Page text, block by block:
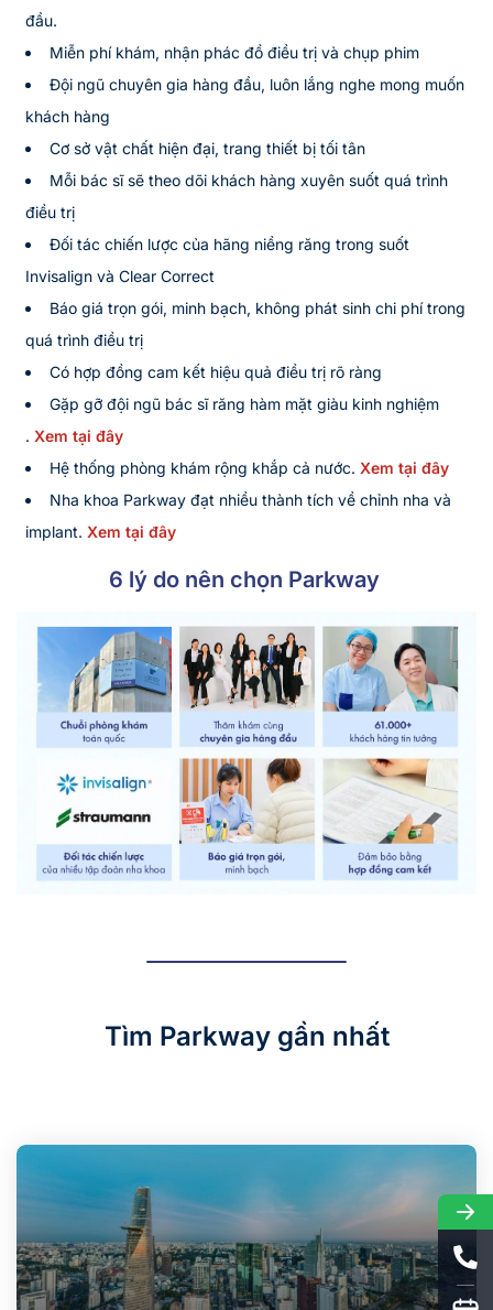
đầu.
Miễn phí khám, nhận phác đồ điều trị và chụp phim
Đội ngũ chuyên gia hàng đầu, luôn lắng nghe mong muốn
khách hàng
Cơ sở vật chất hiện đại, trang thiết bị tối tân
Mỗi bác sĩ sẽ theo dõi khách hàng xuyên suốt quá trình
điều trị
Đối tác chiến lược của hãng niềng răng trong suốt
Invisalign và Clear Correct
Báo giá trọn gói, minh bạch, không phát sinh chi phí trong
quá trình điều trị
Có hợp đồng cam kết hiệu quả điều trị rõ ràng
Gặp gỡ đội ngũ bác sĩ răng hàm mặt giàu kinh nghiệm
. Xem tại đây
Hệ thống phòng khám rộng khắp cả nước. Xem tại đây
Nha khoa Parkway đạt nhiều thành tích về chỉnh nha và
implant. Xem tại đây
6 lý do nên chọn Parkway
Tìm Parkway gần nhất